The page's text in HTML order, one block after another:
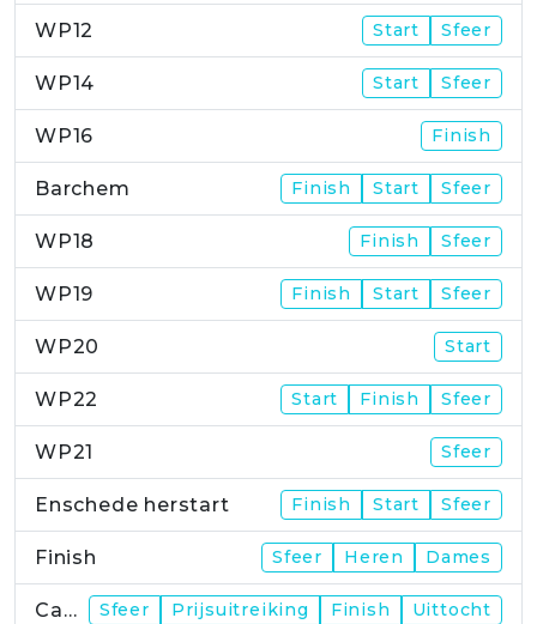
WP12 Start Sfeer
WP14 Start Sfeer
WP16 Finish
Barchem Finish Start Sfeer
WP18 Finish Sfeer
WP19 Finish Start Sfeer
WP20 Start
WP22 Start Finish Sfeer
WP21 Sfeer
Enschede herstart Finish Start Sfeer
Finish Sfeer Heren Dames
Campus Sfeer Prijsuitreiking Finish Uittocht